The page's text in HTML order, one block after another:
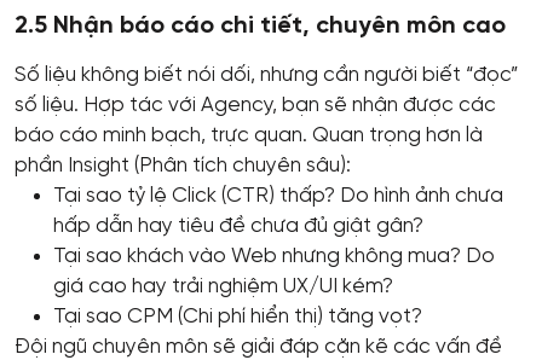
2.5 Nhận báo cáo chi tiết, chuyên môn cao
Số liệu không biết nói dối, nhưng cần người biết “đọc”
số liệu. Hợp tác với Agency, bạn sẽ nhận được các
báo cáo minh bạch, trực quan. Quan trọng hơn là
phần Insight (Phân tích chuyên sâu):
Tại sao tỷ lệ Click (CTR) thấp? Do hình ảnh chưa
hấp dẫn hay tiêu đề chưa đủ giật gân?
Tại sao khách vào Web nhưng không mua? Do
giá cao hay trải nghiệm UX/UI kém?
Tại sao CPM (Chi phí hiển thị) tăng vọt?
Đội ngũ chuyên môn sẽ giải đáp cặn kẽ các vấn đề